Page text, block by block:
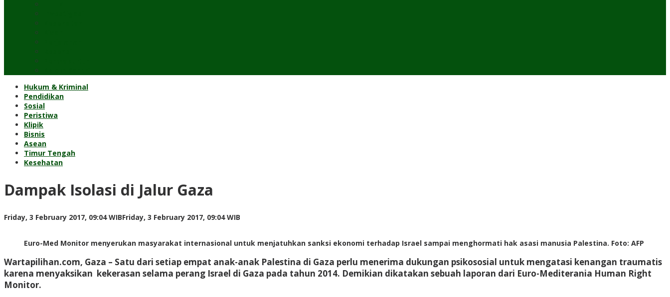
Hukum & Kriminal
Pendidikan
Sosial
Peristiwa
Klipik
Bisnis
Asean
Timur Tengah
Kesehatan
Dampak Isolasi di Jalur Gaza
Friday, 3 February 2017, 09:04 WIBFriday, 3 February 2017, 09:04 WIB
Euro-Med Monitor menyerukan masyarakat internasional untuk menjatuhkan sanksi ekonomi terhadap Israel sampai menghormati hak asasi manusia Palestina. Foto: AFP
Wartapilihan.com, Gaza – Satu dari setiap empat anak-anak Palestina di Gaza perlu menerima dukungan psikososial untuk mengatasi kenangan traumatis
karena menyaksikan kekerasan selama perang Israel di Gaza pada tahun 2014. Demikian dikatakan sebuah laporan dari Euro-Mediterania Human Right
Monitor.